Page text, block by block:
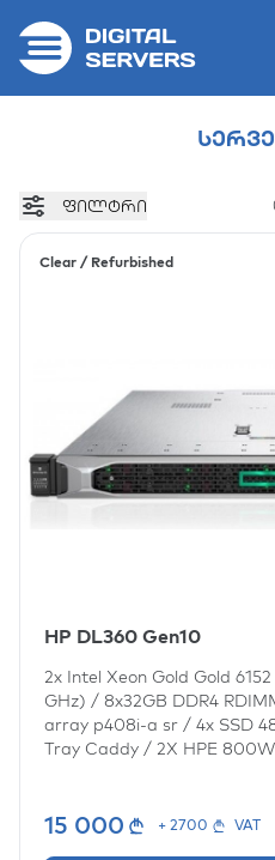
ფილტრი
Clear / Refurbished
HP DL360 Gen10
2x Intel Xeon Gold Gold
GHz) / 8x32GB DDR4
array p408i-a sr / 4x SSD
Tray Caddy / 2X HPE 800W
15 000 + 2700 VAT